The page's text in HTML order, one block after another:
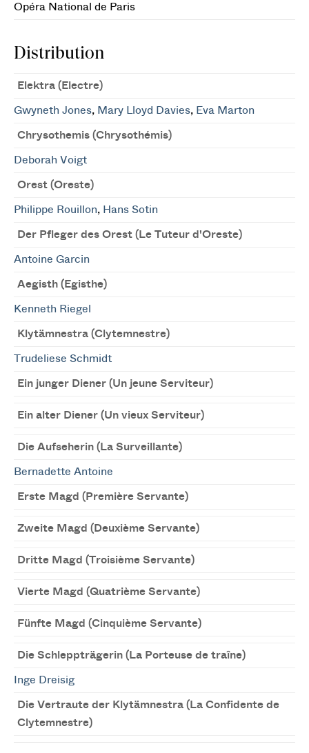
Opéra National de Paris
Distribution
Elektra (Electre)
Gwyneth Jones, Mary Lloyd Davies, Eva Marton
Chrysothemis (Chrysothémis)
Deborah Voigt
Orest (Oreste)
Philippe Rouillon, Hans Sotin
Der Pfleger des Orest (Le Tuteur d'Oreste)
Antoine Garcin
Aegisth (Egisthe)
Kenneth Riegel
Klytämnestra (Clytemnestre)
Trudeliese Schmidt
Ein junger Diener (Un jeune Serviteur)
Ein alter Diener (Un vieux Serviteur)
Die Aufseherin (La Surveillante)
Bernadette Antoine
Erste Magd (Première Servante)
Zweite Magd (Deuxième Servante)
Dritte Magd (Troisième Servante)
Vierte Magd (Quatrième Servante)
Fünfte Magd (Cinquième Servante)
Die Schleppträgerin (La Porteuse de traîne)
Inge Dreisig
Die Vertraute der Klytämnestra (La Confidente de
Clytemnestre)